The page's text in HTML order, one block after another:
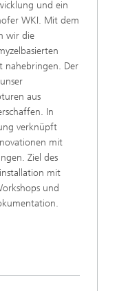
und ein
WKI. Mit dem
wir die
nahebringen. Der
aus
In
verknüpft
mit
Ziel des
mit
und